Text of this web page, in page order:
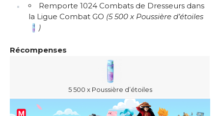
Remporte 1024 Combats de Dresseurs dans
la Ligue Combat GO (5 500 x Poussière d’étoiles
)
Récompenses
5 500 x Poussière d’étoiles